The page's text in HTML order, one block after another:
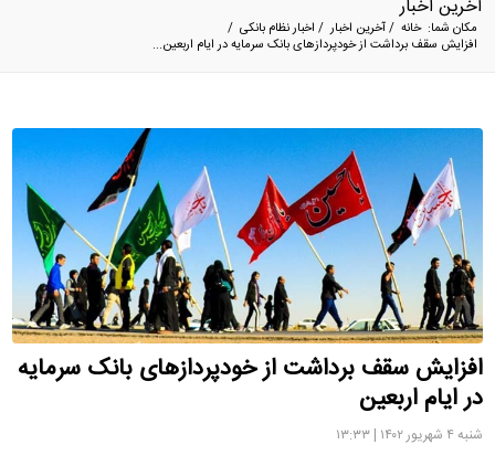
آخرین اخبار
مکان شما: خانه /آخرین اخبار / اخبار نظام بانکی /
افزایش سقف برداشت از خودپردازهای بانک سرمایه در ایام اربعین...
افزایش سقف برداشت از خودپردازهای بانک سرمایه
در ایام اربعین
شنبه ۴ شهریور ۱۴۰۲ | ۱۳:۳۳